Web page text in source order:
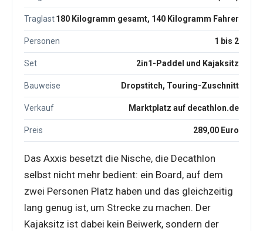
Traglast180 Kilogramm gesamt, 140 Kilogramm Fahrer
Personen 1 bis 2
Set 2in1-Paddel und Kajaksitz
Bauweise Dropstitch, Touring-Zuschnitt
Verkauf Marktplatz auf decathlon.de
Preis 289,00 Euro
Das Axxis besetzt die Nische, die Decathlon
selbst nicht mehr bedient: ein Board, auf dem
zwei Personen Platz haben und das gleichzeitig
lang genug ist, um Strecke zu machen. Der
Kajaksitz ist dabei kein Beiwerk, sondern der